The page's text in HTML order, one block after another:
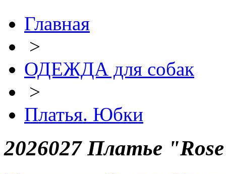
Главная
>
ОДЕЖДА для собак
>
Платья. Юбки
2026027 Платье